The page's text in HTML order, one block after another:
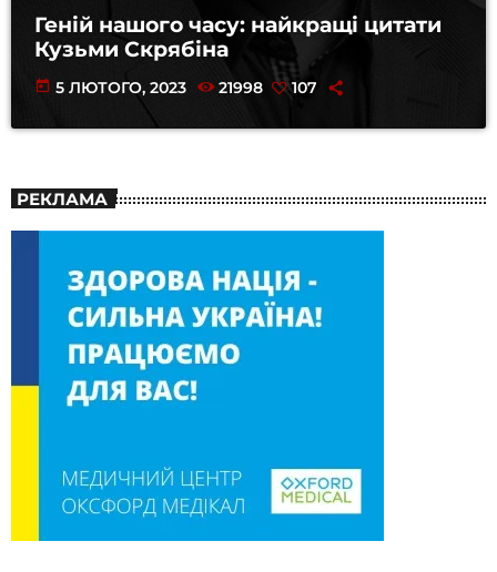
Геній нашого часу: найкращі цитати
Кузьми Скрябіна
today 5 ЛЮТОГО, 2023 21998 107
РЕКЛАМА